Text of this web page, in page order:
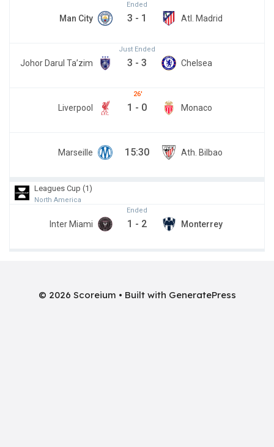
Man City
Ended
3 - 1 Atl. Madrid
Johor Darul Ta’zim
Just Ended
3 - 3 Chelsea
Liverpool
26
1 - 0 Monaco
Marseille 15:30 Ath. Bilbao
Leagues Cup (1)
North America
Inter Miami
Ended
1 - 2 Monterrey
© 2026 Scoreium • Built with GeneratePress